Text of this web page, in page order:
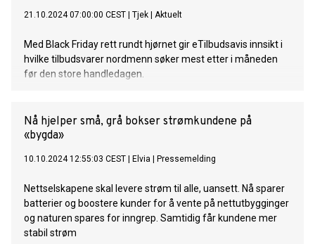
21.10.2024 07:00:00 CEST Tjek Aktuelt
Med Black Friday rett rundt hjørnet gir eTilbudsavis innsikt i
hvilke tilbudsvarer nordmenn søker mest etter i måneden
før den store handledagen.
Nå hjelper små, grå bokser strømkundene på
«bygda»
10.10.2024 12:55:03 CEST Elvia Pressemelding
Nettselskapene skal levere strøm til alle, uansett. Nå sparer
batterier og boostere kunder for å vente på nettutbygginger
og naturen spares for inngrep. Samtidig får kundene mer
stabil strøm